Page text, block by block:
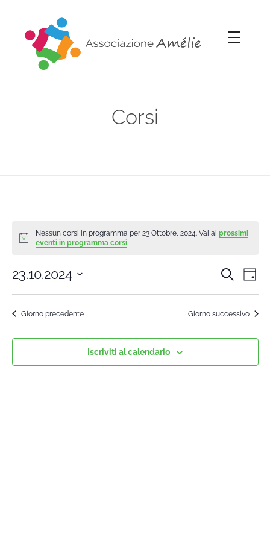
Corsi
Notice
Nessun corsi in programma per 23 Ottobre, 2024. Vai ai prossimi
eventi in programma corsi.
Cerca
23.10.2024
Seleziona
Giorno precedente Giorno successivo
Iscriviti al calendario